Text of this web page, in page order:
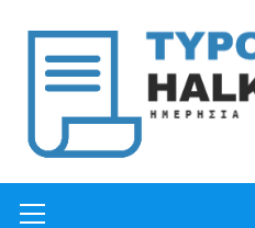
content
Menu